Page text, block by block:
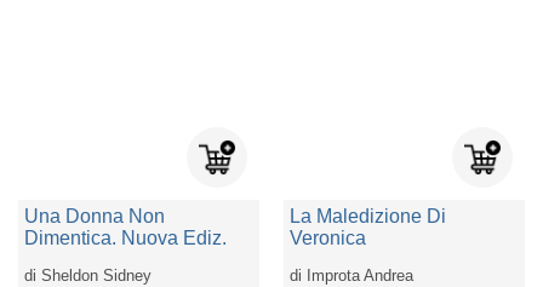
Una Donna Non
Dimentica. Nuova Ediz.
diSheldon Sidney
La Maledizione Di
Veronica
di Improta Andrea